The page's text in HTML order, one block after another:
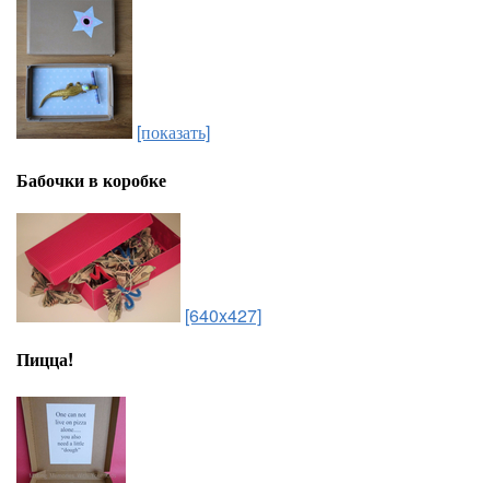
[показать]
Бабочки в коробке
[640x427]
Пицца!